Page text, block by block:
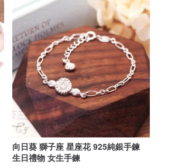
向日葵 獅子座 星座花 925純銀手鍊
生日禮物 女生手鍊